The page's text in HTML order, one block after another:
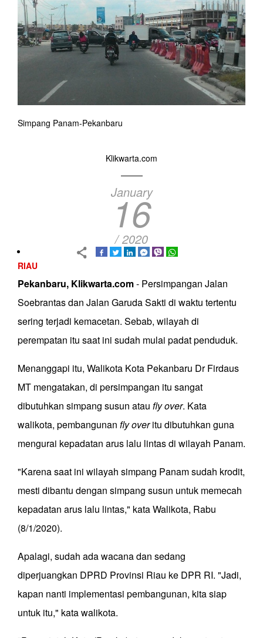
Simpang Panam-Pekanbaru
Klikwarta.com
January
16
/ 2020
RIAU
Pekanbaru, Klikwarta.com- Persimpangan Jalan
Soebrantas dan Jalan Garuda Sakti di waktu tertentu
sering terjadi kemacetan. Sebab, wilayah di
perempatan itu saat ini sudah mulai padat penduduk.
Menanggapi itu, Walikota Kota Pekanbaru Dr Firdaus
MT mengatakan, di persimpangan itu sangat
dibutuhkan simpang susun atau fly over. Kata
walikota, pembangunan fly overitu dibutuhkan guna
mengurai kepadatan arus lalu lintas di wilayah Panam.
"Karena saat ini wilayah simpang Panam sudah krodit,
mesti dibantu dengan simpang susun untuk memecah
kepadatan arus lalu lintas," kata Walikota, Rabu
(8/1/2020).
Apalagi, sudah ada wacana dan sedang
diperjuangkan DPRD Provinsi Riau ke DPR RI. "Jadi,
kapan nanti implementasi pembangunan, kita siap
untuk itu," kata walikota.